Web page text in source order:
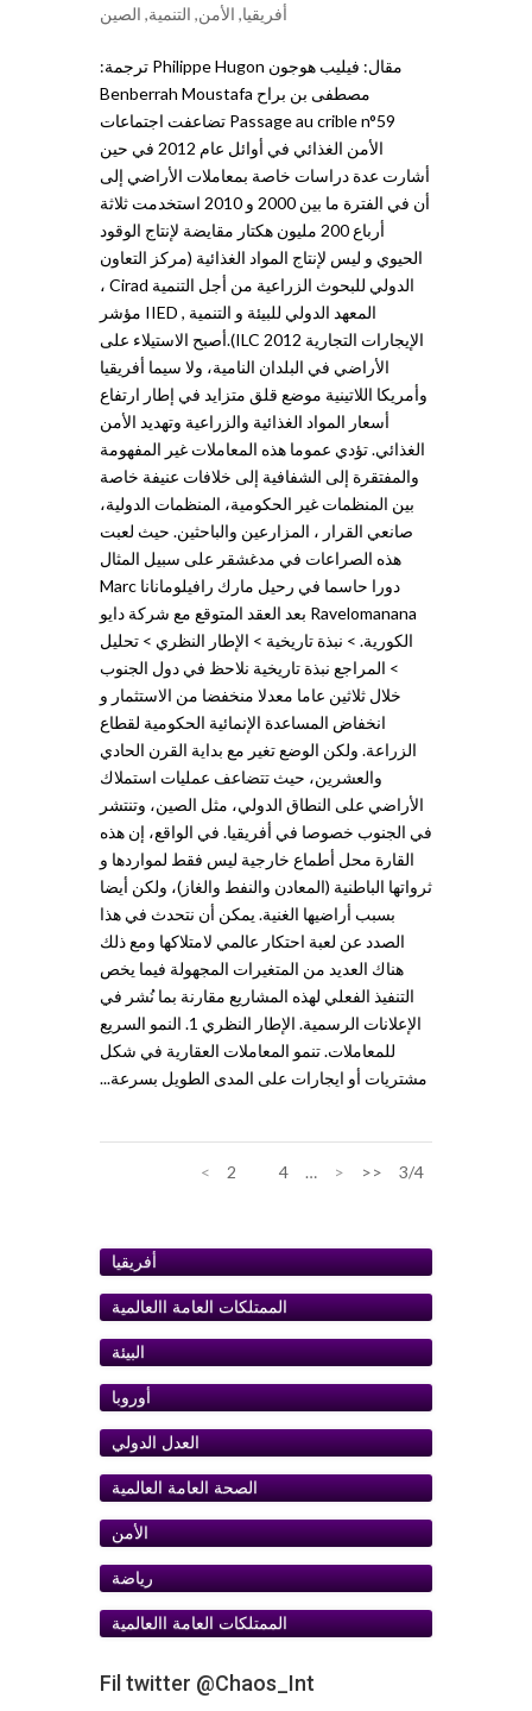
أفريقيا, الأمن, التنمية, ﺍلصين
مقال: فيليب هوجون Philippe Hugon ترجمة:
مصطفى بن براح Benberrah Moustafa
Passage au crible n°59 تضاعفت اجتماعات
الأمن الغذائي في أوائل عام 2012 في حين
أشارت عدة دراسات خاصة بمعاملات الأراضي إلى
أن في الفترة ما بين 2000 و 2010 استخدمت ثلاثة
أرباع 200 مليون هكتار مقايضة لإنتاج الوقود
الحيوي و ليس لإنتاج المواد الغذائية (مركز التعاون
الدولي للبحوث الزراعية من أجل التنمية Cirad ،
المعهد الدولي للبيئة و التنمية , IIED مؤشر
الإيجارات التجارية ILC 2012).أصبح الاستيلاء على
الأراضي في البلدان النامية، ولا سيما أفريقيا
وأمريكا اللاتينية موضع قلق متزايد في إطار ارتفاع
أسعار المواد الغذائية والزراعية وتهديد الأمن
الغذائي. تؤدي عموما هذه المعاملات غير المفهومة
والمفتقرة إلى الشفافية إلى خلافات عنيفة خاصة
بين المنظمات غير الحكومية، المنظمات الدولية،
صانعي القرار ، المزارعين والباحثين. حيث لعبت
هذه الصراعات في مدغشقر على سبيل المثال
دورا حاسما في رحيل مارك رافيلومانانا Marc
Ravelomanana بعد العقد المتوقع مع شركة دايو
الكورية. > نبذة تاريخية > الإطار النظري > تحليل
> المراجع نبذة تاريخية نلاحظ في دول الجنوب
خلال ثلاثين عاما معدلا منخفضا من الاستثمار و
انخفاض المساعدة الإنمائية الحكومية لقطاع
الزراعة. ولكن الوضع تغير مع بداية القرن الحادي
والعشرين، حيث تتضاعف عمليات استملاك
الأراضي على النطاق الدولي، مثل الصين، وتنتشر
في الجنوب خصوصا في أفريقيا. في الواقع، إن هذه
القارة محل أطماع خارجية ليس فقط لمواردها و
ثرواتها الباطنية (المعادن والنفط والغاز)، ولكن أيضا
بسبب أراضيها الغنية. يمكن أن نتحدث في هذا
الصدد عن لعبة احتكار عالمي لامتلاكها ومع ذلك
هناك العديد من المتغيرات المجهولة فيما يخص
التنفيذ الفعلي لهذه المشاريع مقارنة بما نُشر في
الإعلانات الرسمية. الإطار النظري 1. النمو السريع
للمعاملات. تنمو المعاملات العقارية في شكل
مشتريات أو ايجارات على المدى الطويل بسرعة...
3/4
<<
<
…
2 4
>
أفريقيا
الممتلكات العامة اﺍلعالمية
البيئة
أوروبا
ﺍلعدل الدولي
الصحة العامة العالمية
الأمن
رياضة
الممتلكات العامة اﺍلعالمية
Fil twitter @Chaos_Int